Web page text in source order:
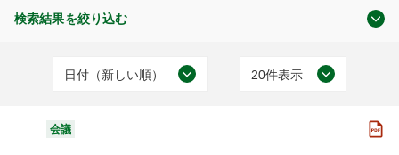
検索結果を絞り込む
(22)
日付（新しい順） 20件表示
会議